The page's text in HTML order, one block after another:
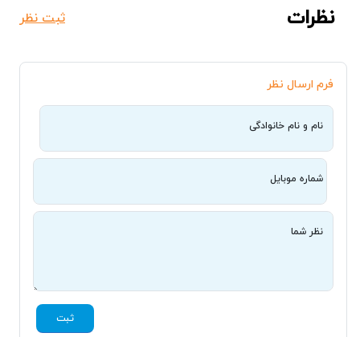
نظرات ثبت نظر
فرم ارسال نظر
نام و نام خانوادگی
شماره موبایل
نظر شما
ثبت